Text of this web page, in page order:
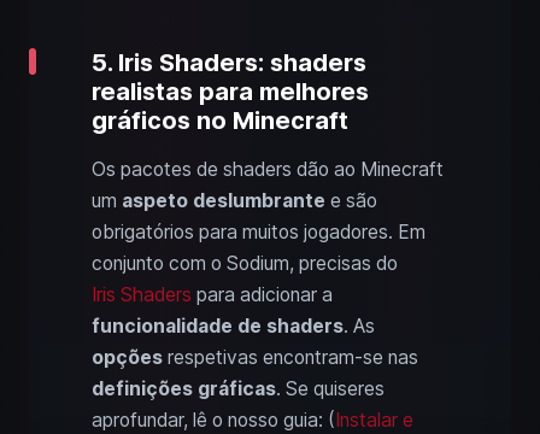
5. Iris Shaders: shaders
realistas para melhores
gráficos no Minecraft
Os pacotes de shaders dão ao Minecraft
um aspeto deslumbrante e são
obrigatórios para muitos jogadores. Em
conjunto com o Sodium, precisas do
Iris Shaders para adicionar a
funcionalidade de shaders. As
opções respetivas encontram-se nas
definições gráficas. Se quiseres
aprofundar, lê o nosso guia: (Instalar e